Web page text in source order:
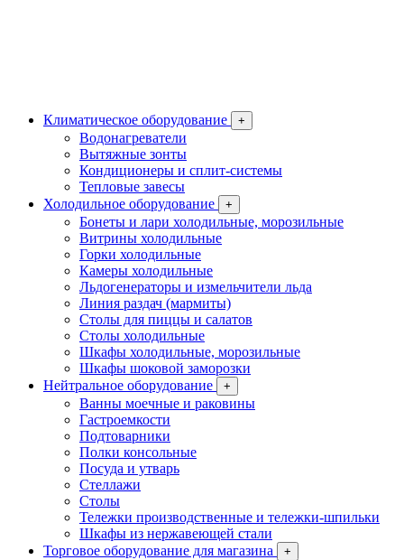
Климатическое оборудование +
Водонагреватели
Вытяжные зонты
Кондиционеры и сплит-системы
Тепловые завесы
Холодильное оборудование
+
Бонеты и лари холодильные, морозильные
Витрины холодильные
Горки холодильные
Камеры холодильные
Льдогенераторы и измельчители льда
Линия раздач (мармиты)
Столы для пиццы и салатов
Столы холодильные
Шкафы холодильные, морозильные
Шкафы шоковой заморозки
Нейтральное оборудование
+
Ванны моечные и раковины
Гастроемкости
Подтоварники
Полки консольные
Посуда и утварь
Стеллажи
Столы
Тележки производственные и тележки-шпильки
Шкафы из нержавеющей стали
Торговое оборудование для магазина
+